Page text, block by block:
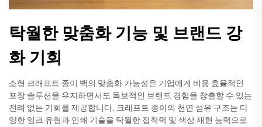
탁월한 맞춤화 기능 및 브랜드 강
화 기회
소형 크래프트 종이 백의 맞춤화 가능성은 기업에게 비용 효율적인
포장 솔루션을 유지하면서도 독보적인 브랜드 경험을 창출할 수 있는
전례 없는 기회를 제공합니다. 크래프트 종이의 천연 섬유 구조는 다
양한 잉크 유형과 인쇄 기술을 탁월한 접착력 및 색상 재현 능력으로